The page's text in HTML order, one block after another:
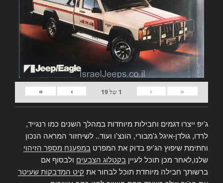
«
‹
1 של19
›
»
ג'יפ ייצרו דגמים וחבילות מיוחדות במהלך השנים כמו רנגייד,
לרדו, גולדן-איגל ג'מבורי, הונצ'ו ועוד.. לשיחזור המראה הנכון
וחתימת שיפוץ הג'יפ בדוק את המפרט במפענח מספר הזיהוי
שלנו,לאחר מכן תוכל לעיין בקטלוג הצבעים ולבסוף אם
ברשותך חבילה מיוחדת תוכל לבחור את קיט המדבקות שעיטר